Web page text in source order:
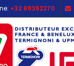
+32 69362270